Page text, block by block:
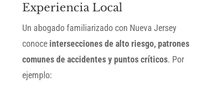
Experiencia Local
Un abogado familiarizado con Nueva Jersey
conoce intersecciones de alto riesgo, patrones
comunes de accidentes y puntos críticos. Por
ejemplo: